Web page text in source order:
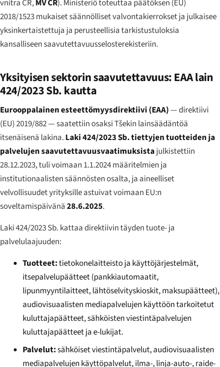
vnitra ČR,MV ČR). Ministeriö toteuttaa päätöksen (EU)
2018/1523 mukaiset säännölliset valvontakierrokset ja julkaisee
yksinkertaistettuja ja perusteellisia tarkistustuloksia
kansalliseen saavutettavuusselosterekisteriin.
Yksityisen sektorin saavutettavuus: EAA lain
424/2023 Sb. kautta
Eurooppalainen esteettömyysdirektiivi (EAA)— direktiivi
(EU) 2019/882 — saatettiin osaksi Tšekin lainsäädäntöä
itsenäisenä lakina. Laki 424/2023 Sb. tiettyjen tuotteiden ja
palvelujen saavutettavuusvaatimuksista julkistettiin
28.12.2023, tuli voimaan 1.1.2024 määritelmien ja
institutionaalisten säännösten osalta, ja aineelliset
velvollisuudet yrityksille astuivat voimaan EU:n
soveltamispäivänä28.6.2025.
Laki 424/2023 Sb. kattaa direktiivin täyden tuote- ja
palvelulaajuuden:
Tuotteet:tietokonelaitteisto ja käyttöjärjestelmät,
itsepalvelupäätteet (pankkiautomaatit,
lipunmyyntilaitteet, lähtöselvityskioskit, maksupäätteet),
audiovisuaalisten mediapalvelujen käyttöön tarkoitetut
kuluttajapäätteet, sähköisten viestintäpalvelujen
kuluttajapäätteet ja e-lukijat.
Palvelut:sähköiset viestintäpalvelut, audiovisuaalisten
mediapalvelujen käyttöpalvelut, ilma-, linja-auto-, raide-